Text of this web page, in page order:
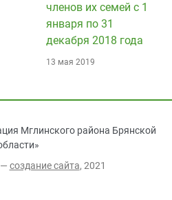
членов их семей с 1
января по 31
декабря 2018 года
13 мая 2019
Мглинского района Брянской
— cоздание сайта, 2021